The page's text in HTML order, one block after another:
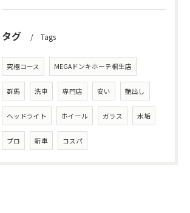
タグ Tags
究極コース MEGAドンキホーテ桐生店
群馬 洗車 専門店 安い 艶出し
ヘッドライト ホイール ガラス 水垢
プロ 新車 コスパ